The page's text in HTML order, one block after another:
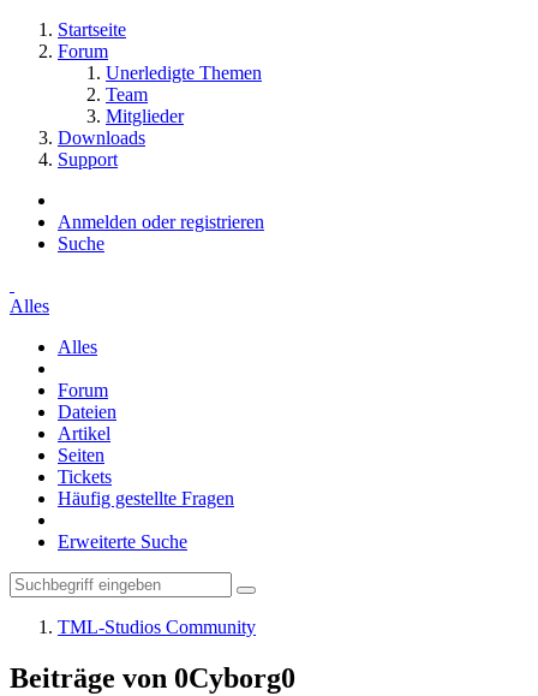
Startseite
Forum
Unerledigte Themen
Team
Mitglieder
Downloads
Support
Anmelden oder registrieren
Suche
Alles
Alles
Forum
Dateien
Artikel
Seiten
Tickets
Häufig gestellte Fragen
Erweiterte Suche
TML-Studios Community
Beiträge von 0Cyborg0